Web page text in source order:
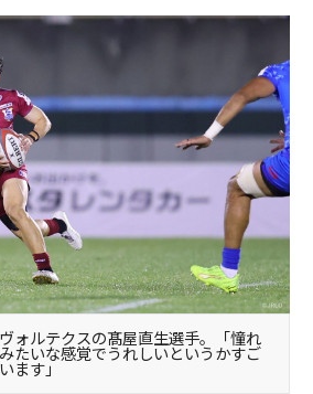
ォルテクスの髙屋直生選手。「憧れ
たいな感覚でうれしいというかすご
ます」